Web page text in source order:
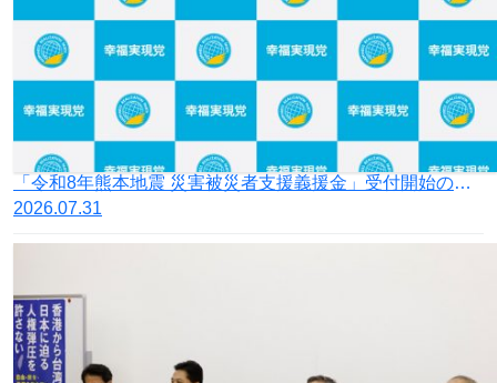
「令和8年熊本地震 災害被災者支援義援金」受付開始のお知らせ
2026.07.31